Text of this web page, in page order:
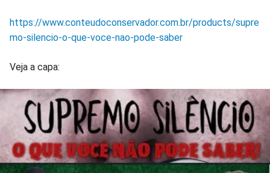
https://www.conteudoconservador.com.br/products/supre
mo-silencio-o-que-voce-nao-pode-saber
Veja a capa: